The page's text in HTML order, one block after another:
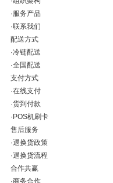
·服务产品
·联系我们
配送方式
·冷链配送
·全国配送
支付方式
·在线支付
·货到付款
· POS机刷卡
售后服务
·退换货政策
·退换货流程
合作共赢
·商务合作